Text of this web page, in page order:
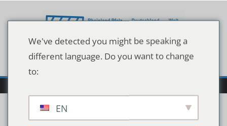
Inhalt
We've detected you might be speaking a
different language. Do you want to change
to:
EN